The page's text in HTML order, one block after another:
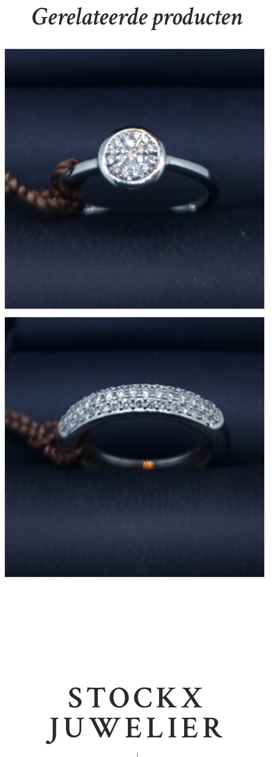
Gerelateerde producten
2,250
STOCKX
JUWELIER